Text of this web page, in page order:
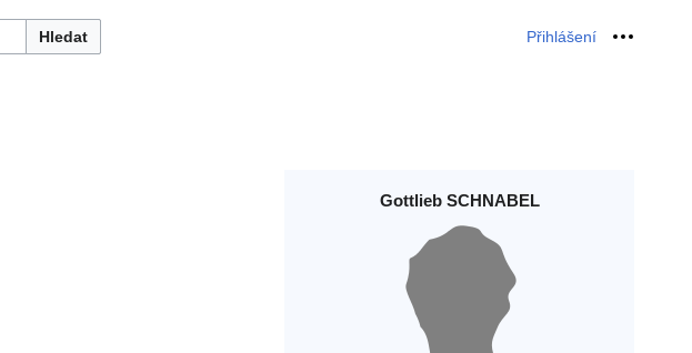
Hledat Přihlášení Osobní
Gottlieb SCHNABEL